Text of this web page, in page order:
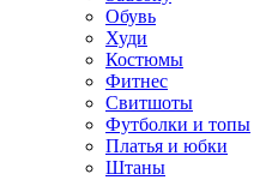
Обувь
Худи
Костюмы
Фитнес
Свитшоты
Футболки и топы
Платья и юбки
Штаны